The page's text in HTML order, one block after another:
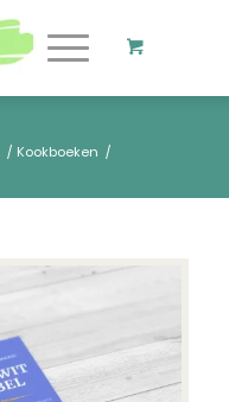
/ Kookboeken /